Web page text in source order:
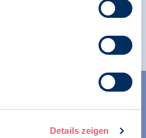
Details zeigen
der BDP-